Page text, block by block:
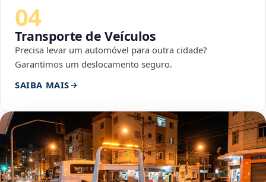
04
Transporte de Veículos
Precisa levar um automóvel para outra cidade?
Garantimos um deslocamento seguro.
SAIBA MAIS